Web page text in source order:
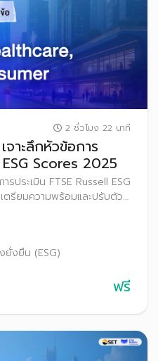
2 ชั่วโมง 22 นาที
าะลึกหัวข้อการ
ประเมิน FTSE Russell ESG Scores 2025
รประเมิน FTSE Russell ESG
ตรียมความพร้อมและปรับตัว
เป็นต้นไป
ยั่งยืน (ESG)
ฟรี